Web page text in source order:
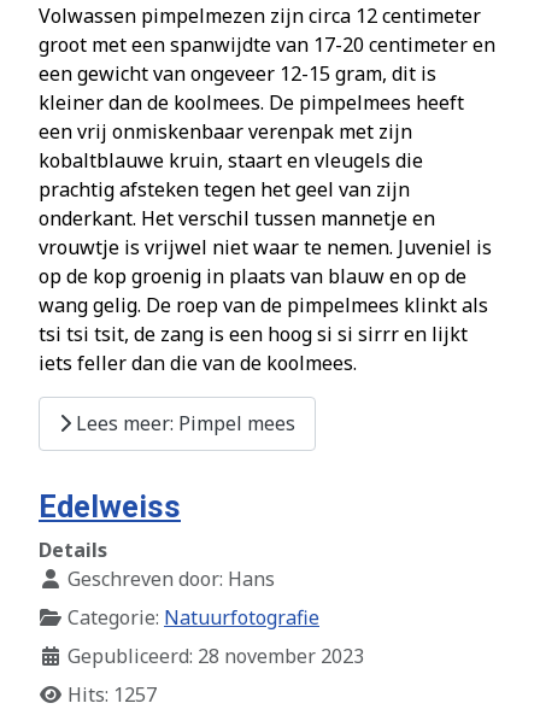
Volwassen pimpelmezen zijn circa 12 centimeter
groot met een spanwijdte van 17-20 centimeter en
een gewicht van ongeveer 12-15 gram, dit is
kleiner dan de koolmees. De pimpelmees heeft
een vrij onmiskenbaar verenpak met zijn
kobaltblauwe kruin, staart en vleugels die
prachtig afsteken tegen het geel van zijn
onderkant. Het verschil tussen mannetje en
vrouwtje is vrijwel niet waar te nemen. Juveniel is
op de kop groenig in plaats van blauw en op de
wang gelig. De roep van de pimpelmees klinkt als
tsi tsi tsit, de zang is een hoog si si sirrr en lijkt
iets feller dan die van de koolmees.
Lees meer: Pimpel mees
Edelweiss
Details
Geschreven door: Hans
Categorie: Natuurfotografie
Gepubliceerd: 28 november 2023
Hits: 1257